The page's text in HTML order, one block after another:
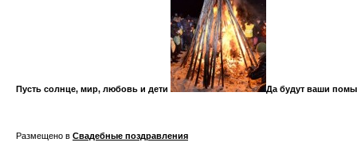
Пусть солнце, мир, любовь и дети Да будут ваши
Размещено в Cвадебные поздравления